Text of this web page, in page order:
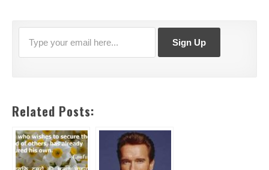
Related Posts: